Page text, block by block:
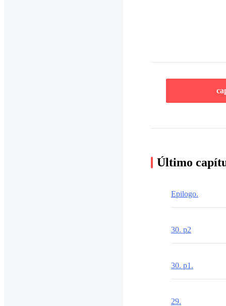
Último
Epilogo.
30. p2
30. p1.
29.